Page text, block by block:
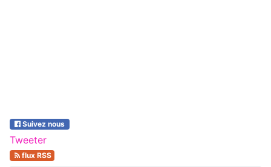
Suivez nous
Tweeter
flux RSS